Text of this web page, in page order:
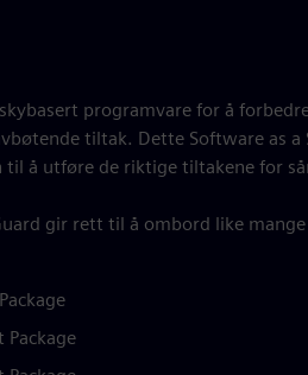
programvare for å
tiltak. Dette Software as
å utføre de riktige tiltakene for
gir rett til å ombord like
Package